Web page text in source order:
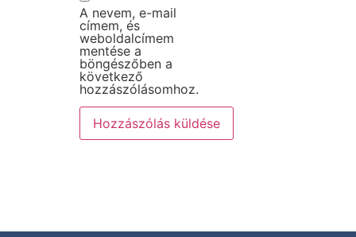
A nevem, e-mail
címem, és
weboldalcímem
mentése a
böngészőben a
következő
hozzászólásomhoz.